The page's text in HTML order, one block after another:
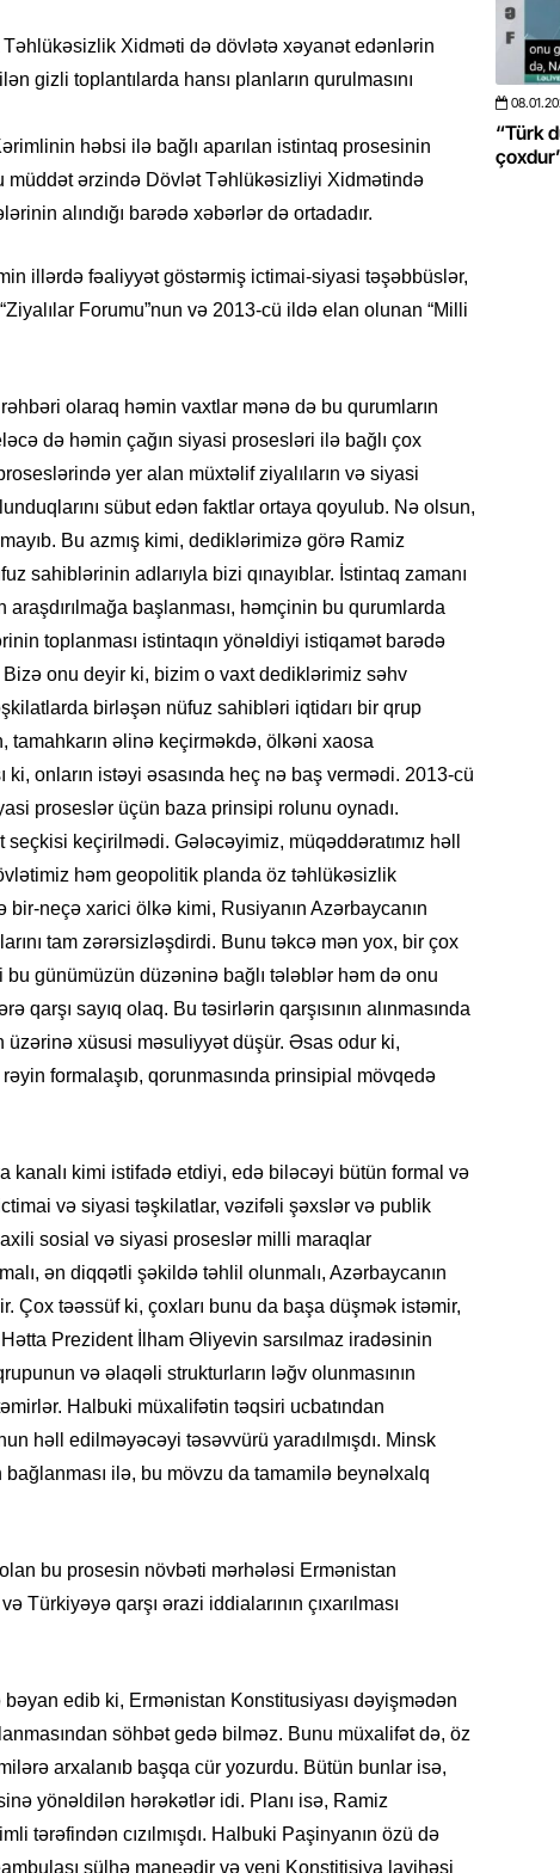
Xidməti də dövlətə xəyanət edənlərin
gizli toplantılarda hansı planların qurulmasını
həbsi ilə bağlı aparılan istintaq prosesinin
müddət ərzində Dövlət Təhlükəsizliyi Xidmətində
alındığı barədə xəbərlər də ortadadır.
illərdə fəaliyyət göstərmiş ictimai-siyasi təşəbbüslər,
Forumu”nun və 2013-cü ildə elan olunan “Milli
olaraq həmin vaxtlar mənə də bu qurumların
də həmin çağın siyasi prosesləri ilə bağlı çox
yer alan müxtəlif ziyalıların və siyasi
sübut edən faktlar ortaya qoyulub. Nə olsun,
Bu azmış kimi, dediklərimizə görə Ramiz
sahiblərinin adlarıyla bizi qınayıblar. İstintaq zamanı
başlanması, həmçinin bu qurumlarda
toplanması istintaqın yönəldiyi istiqamət barədə
Bizə onu deyir ki, bizim o vaxt dediklərimiz səhv
birləşən nüfuz sahibləri iqtidarı bir qrup
tamahkarın əlinə keçirməkdə, ölkəni xaosa
ki, onların istəyi əsasında heç nə baş vermədi. 2013-cü
proseslər üçün baza prinsipi rolunu oynadı.
keçirilmədi. Gələcəyimiz, müqəddəratımız həll
həm geopolitik planda öz təhlükəsizlik
bir-neçə xarici ölkə kimi, Rusiyanın Azərbaycanın
tam zərərsizləşdirdi. Bunu təkcə mən yox, bir çox
bu günümüzün düzəninə bağlı tələblər həm də onu
qarşı sayıq olaq. Bu təsirlərin qarşısının alınmasında
xüsusi məsuliyyət düşür. Əsas odur ki,
formalaşıb, qorunmasında prinsipial mövqedə
kanalı kimi istifadə etdiyi, edə biləcəyi bütün formal və
və siyasi təşkilatlar, vəzifəli şəxslər və publik
sosial və siyasi proseslər milli maraqlar
ən diqqətli şəkildə təhlil olunmalı, Azərbaycanın
Çox təəssüf ki, çoxları bunu da başa düşmək istəmir,
Prezident İlham Əliyevin sarsılmaz iradəsinin
və əlaqəli strukturların ləğv olunmasının
Halbuki müxalifətin təqsiri ucbatından
həll edilməyəcəyi təsəvvürü yaradılmışdı. Minsk
bağlanması ilə, bu mövzu da tamamilə beynəlxalq
bu prosesin növbəti mərhələsi Ermənistan
Türkiyəyə qarşı ərazi iddialarının çıxarılması
edib ki, Ermənistan Konstitusiyası dəyişmədən
söhbət gedə bilməz. Bunu müxalifət də, öz
arxalanıb başqa cür yozurdu. Bütün bunlar isə,
yönəldilən hərəkətlər idi. Planı isə, Ramiz
tərəfindən cızılmışdı. Halbuki Paşinyanın özü də
sülhə maneədir və yeni Konstitisiya layihəsi
Üstellə
da böyüməsini
“Türk dünyası ilə bağlı görüləcək işlər
çoxdur” -VİDEO